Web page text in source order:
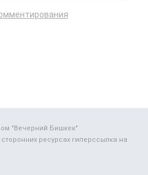
"Вечерний Бишкек"
ресурсах гиперссылка на